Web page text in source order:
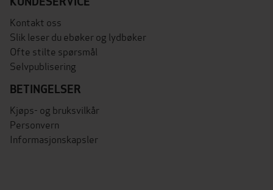
Kontakt oss
Slik leser du ebøker og lydbøker
Ofte stilte spørsmål
Selvpublisering
BETINGELSER
Kjøps- og bruksvilkår
Personvern
Informasjonskapsler